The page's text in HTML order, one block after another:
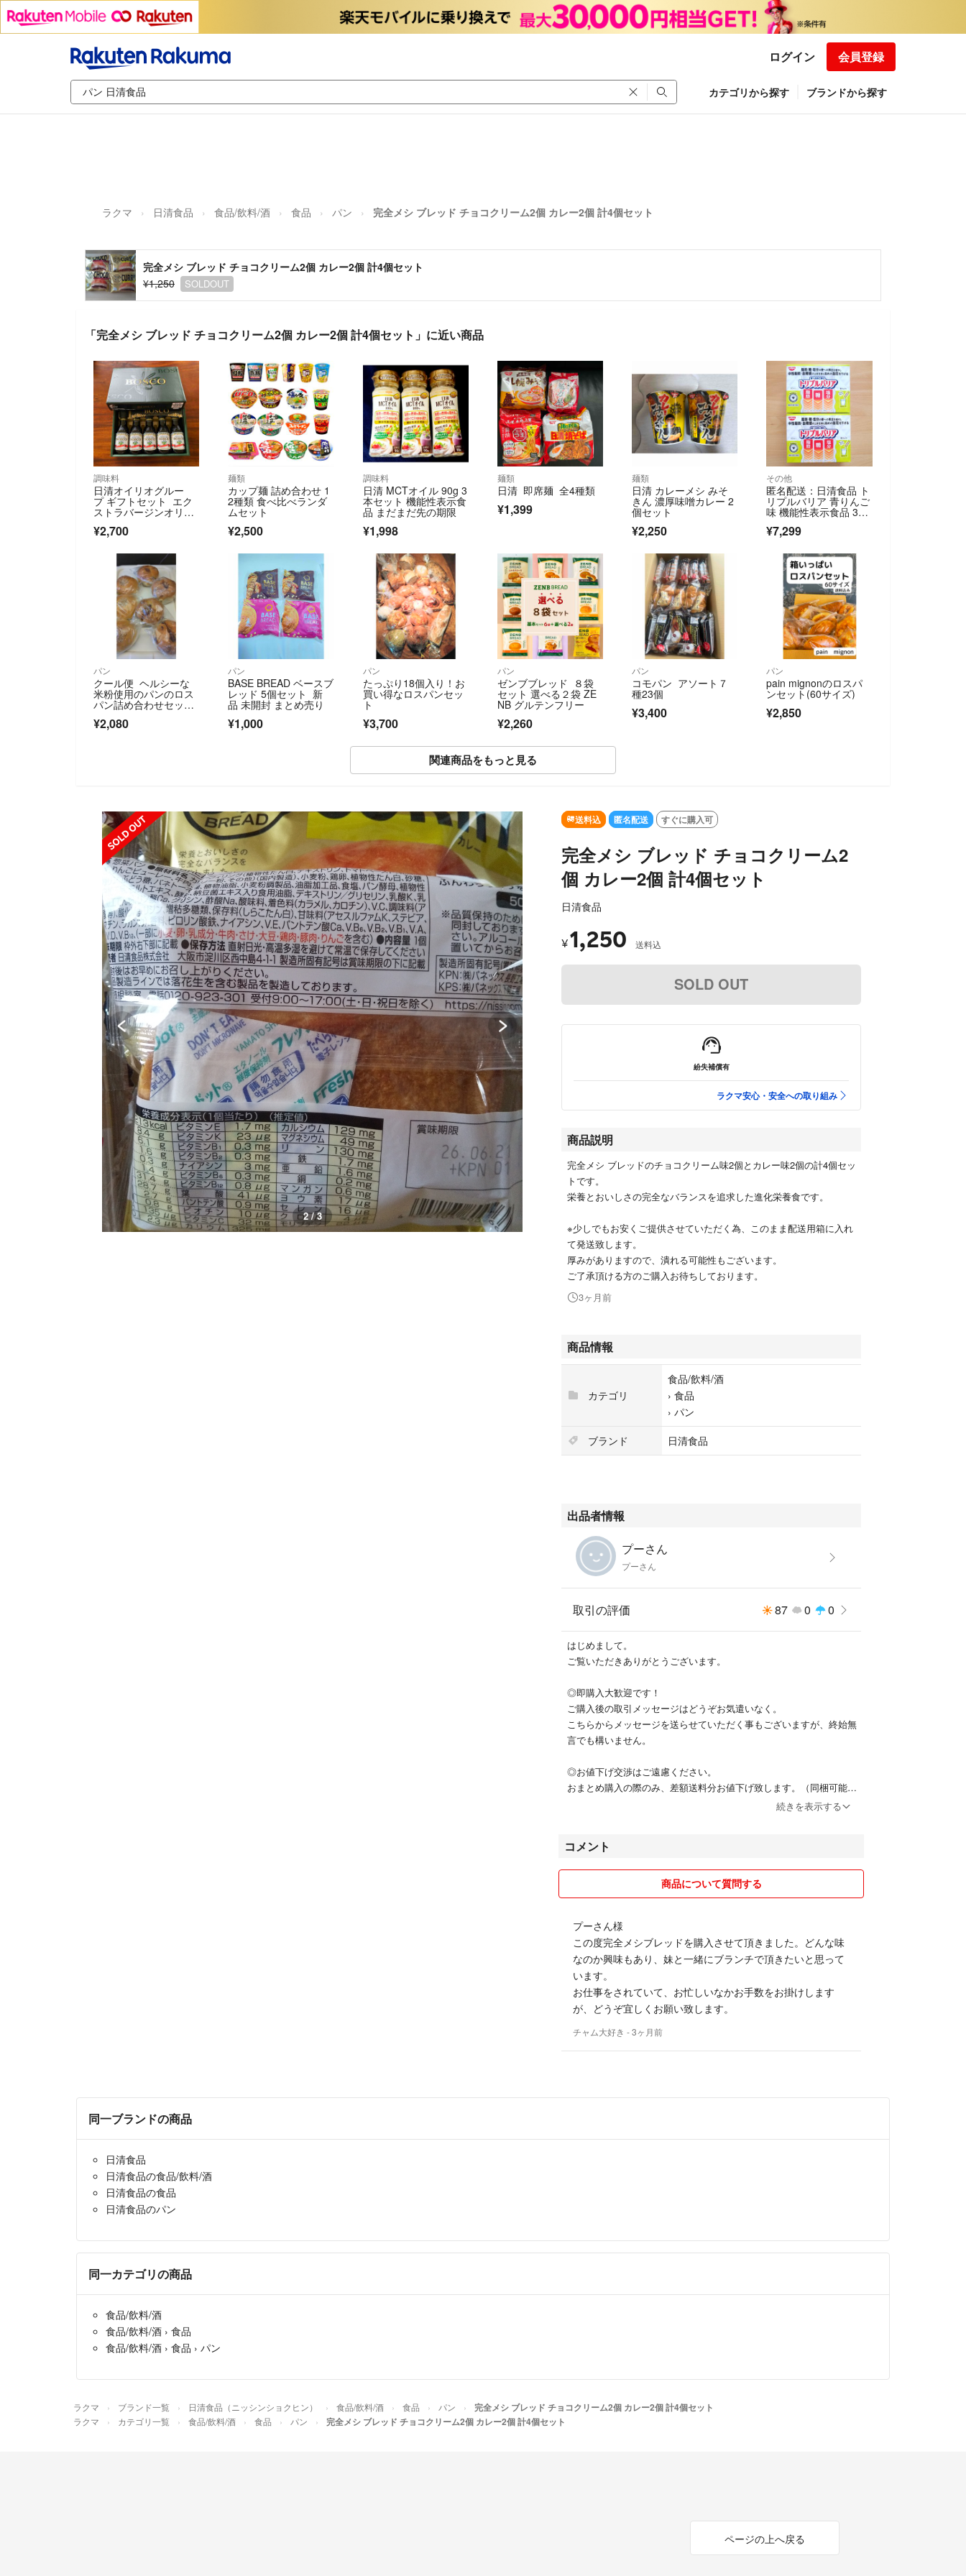
ログイン 会員登録
カテゴリから探す ブランドから探す
ラクマ 日清食品 食品/飲料/酒 食品 パン 完全メシ ブレッド チョコクリーム2個 カレー2個 計4個セット
完全メシ ブレッド チョコクリーム2個 カレー2個 計4個セット
¥1,250
SOLDOUT
「完全メシ ブレッド チョコクリーム2個 カレー2個 計4個セット」に近い商品
調味料
日清オイリオグルー
プ ギフトセット エク
ストラバージンオリー
ブオイル 5個セット
¥2,700
麺類
カップ麺 詰め合わせ 1
2種類 食べ比べランダ
ムセット
¥2,500
調味料
日清 MCTオイル 90g 3
本セット 機能性表示食
品 まだまだ先の期限
¥1,998
麺類
日清 即席麺 全4種類
¥1,399
麺類
日清 カレーメシ みそ
きん 濃厚味噌カレー 2
個セット
¥2,250
その他
匿名配送：日清食品 ト
リプルバリア 青りんご
味 機能性表示食品 30
本入り×2箱
¥7,299
パン
クール便 ヘルシーな
米粉使用のパンのロス
パン詰め合わせセット
¥2,080
パン
BASE BREAD ベースブ
レッド 5個セット 新
品 未開封 まとめ売り
¥1,000
パン
たっぷり18個入り！お
買い得なロスパンセッ
ト
¥3,700
パン
ゼンブブレッド ８袋
セット 選べる２袋 ZE
NB グルテンフリー
¥2,260
パン
コモパン アソート７
種23個
¥3,400
パン
pain mignonのロスパ
ンセット(60サイズ)
¥2,850
関連商品をもっと見る
SOLD OUT SOLD OUT
3 / 3
送料込 匿名配送 すぐに購入可
完全メシ ブレッド チョコクリーム2
個 カレー2個 計4個セット
日清食品
¥1,250 送料込
SOLD OUT
紛失補償有
ラクマ安心・安全への取り組み
商品説明
完全メシ ブレッドのチョコクリーム味2個とカレー味2個の計4個セッ
トです。
栄養とおいしさの完全なバランスを追求した進化栄養食です。
※少しでもお安くご提供させていただく為、このまま配送用箱に入れ
て発送致します。
厚みがありますので、潰れる可能性もございます。
ご了承頂ける方のご購入お待ちしております。
3ヶ月前
商品情報
カテゴリ
食品/飲料/酒
› 食品
› パン
ブランド
日清食品
出品者情報
プーさん
プーさん
取引の評価 87 0 0
はじめまして。
ご覧いただきありがとうございます。
◎即購入大歓迎です！
ご購入後の取引メッセージはどうぞお気遣いなく。
こちらからメッセージを送らせていただく事もございますが、終始無
言でも構いません。
◎お値下げ交渉はご遠慮ください。
おまとめ購入の際のみ、差額送料分お値下げ致します。（同梱可能な
◎日中は仕事の為、ご返信が遅くなる場合がございます。
24時間以内には、ご返信いたします。
◎少しでもお安くご提供させていただく為、簡易包装、リサイクル品
予めご了承くださいませ。
◎喫煙者、ペット共におりません。
お互いが気持ちの良いお取引をできるよう心がけています。
どうぞよろしくお願い致します(*^-^)
続きを表示する
コメント
商品について質問する
プーさん様
この度完全メシブレッドを購入させて頂きました。どんな味
なのか興味もあり、妹と一緒にブランチで頂きたいと思って
います。
お仕事をされていて、お忙しいなかお手数をお掛けします
が、どうぞ宜しくお願い致します。
チャム大好き - 3ヶ月前
同一ブランドの商品
日清食品
日清食品の食品/飲料/酒
日清食品の食品
日清食品のパン
同一カテゴリの商品
食品/飲料/酒
食品/飲料/酒 › 食品
食品/飲料/酒 › 食品 › パン
ラクマ ブランド一覧 日清食品（ニッシンショクヒン） 食品/飲料/酒 食品 パン 完全メシ ブレッド チョコクリーム2個 カレー2個 計4個セット
ラクマ カテゴリ一覧 食品/飲料/酒 食品 パン 完全メシ ブレッド チョコクリーム2個 カレー2個 計4個セット
ページの上へ戻る